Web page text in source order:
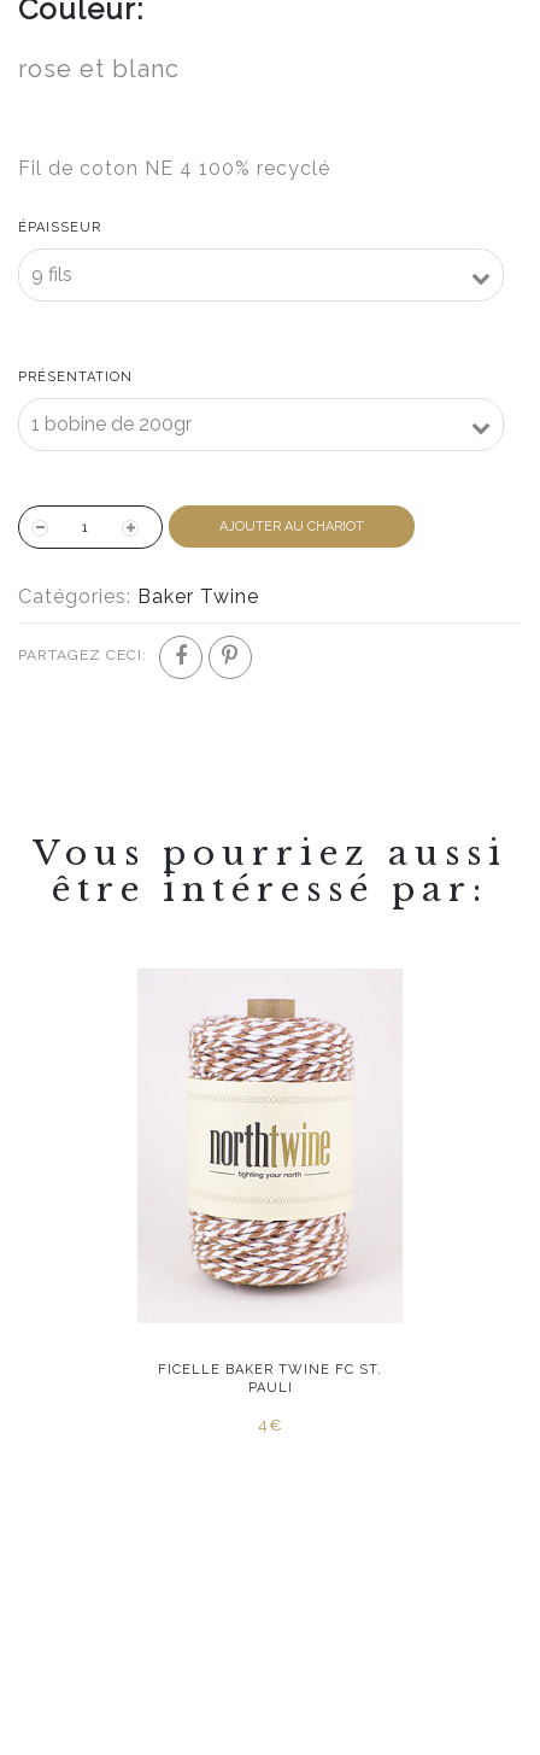
Couleur:
rose et blanc
Fil de coton NE 4 100% recyclé
ÉPAISSEUR
PRÉSENTATION
AJOUTER AU CHARIOT
Catégories: Baker Twine
PARTAGEZ CECI:
Vous pourriez aussi
être intéressé par:
FICELLE BAKER TWINE FC ST.
PAULI
4€